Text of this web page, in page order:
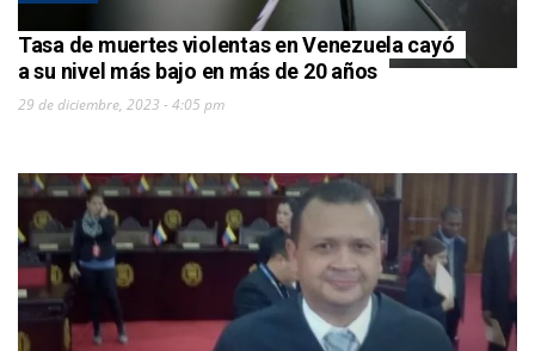
Tasa de muertes violentas en Venezuela cayó
a su nivel más bajo en más de 20 años
29 de diciembre, 2023 - 4:05 pm